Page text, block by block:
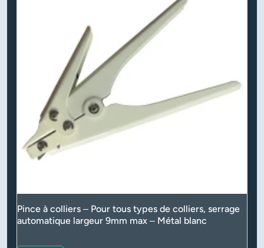
Pince à colliers – Pour tous types de colliers, serrage
automatique largeur 9mm max – Métal blanc